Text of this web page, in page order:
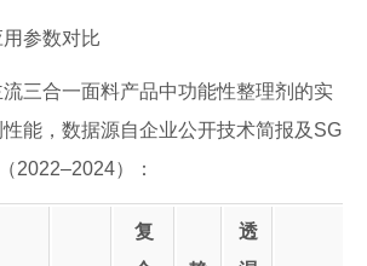
参数对比
三合一面料产品中功能性整理剂的实
能，数据源自企业公开技术简报及SG
2022–2024）：
复
透